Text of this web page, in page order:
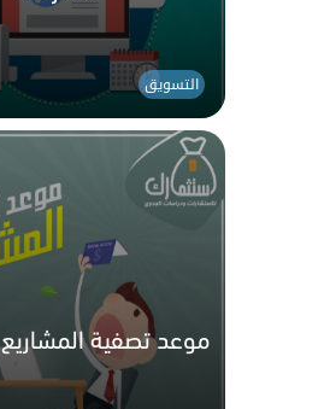
التسويق
موعد تصفية المشاريع